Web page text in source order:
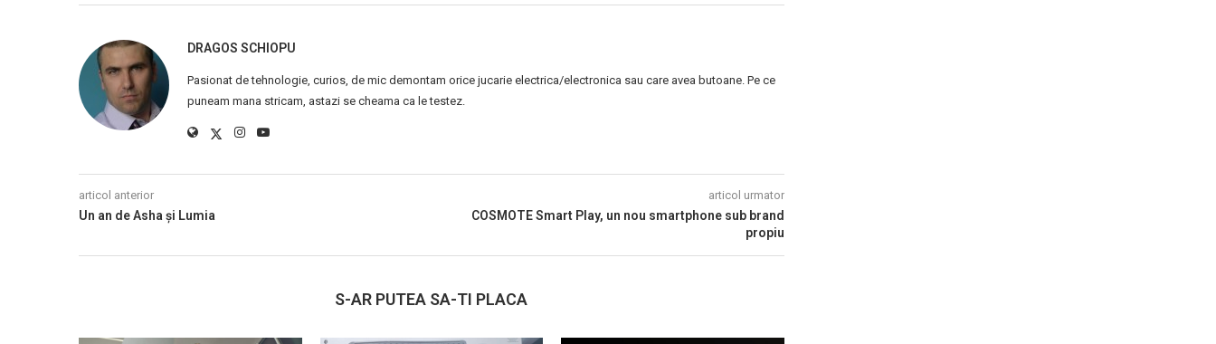
DRAGOS SCHIOPU
Pasionat de tehnologie, curios, de mic demontam orice jucarie electrica/electronica sau care avea butoane. Pe ce
puneam mana stricam, astazi se cheama ca le testez.
articol anterior
Un an de Asha și Lumia
articol urmator
COSMOTE Smart Play, un nou smartphone sub brand
propiu
S-AR PUTEA SA-TI PLACA